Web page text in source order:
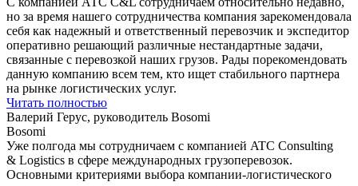
но за время нашего сотрудничества компания зарекомендовала
себя как надежный и ответственный перевозчик и экспедитор
оперативно решающий различные нестандартные задачи,
связанные с перевозкой наших грузов. Рады порекомендовать
данную компанию всем тем, кто ищет стабильного партнера
на рынке логистических услуг.
Читать полностью
Валерий Герус, руководитель Bosomi
Bosomi
Уже полгода мы сотрудничаем с компанией ATC Consulting
& Logistics в сфере международных грузоперевозок.
Основными критериями выбора компании-логистического